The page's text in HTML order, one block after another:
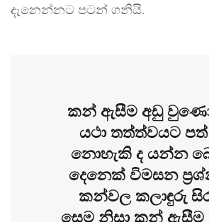
දැනෙන්නට පටන් ගනියි.
කන් ඇසීම අඩු
යථා තත්ත්වයට
නොහැකි ද යන්න
දෙනෙක් විමසන
කන්වල කලාඳුරු
සෙම නිසා කන් ඇසීම